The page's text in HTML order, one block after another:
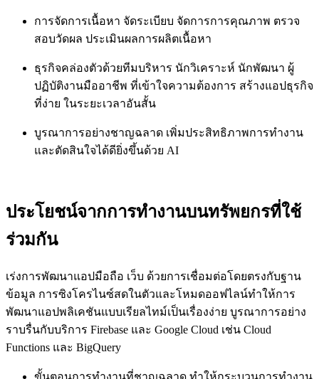
การจัดการเนื้อหา จัดระเบียบ จัดการการคุณภาพ ตรวจ
สอบวัดผล ประเมินผลการผลิตเนื้อหา
ธุรกิจคล่องตัวด้วยทีมบริหาร นักวิเคราะห์ นักพัฒนา ผู้
ปฏิบัติงานมืออาชีพ ที่เข้าใจความต้องการ สร้างแอปธุรกิจ
ที่ง่าย ในระยะเวลาอันสั้น
บูรณาการอย่างชาญฉลาด เพิ่มประสิทธิภาพการทำงาน
และตัดสินใจได้ดียิ่งขึ้นด้วย AI
ประโยชน์จากการทำงานบนทรัพยกรที่ใช้
ร่วมกัน
เร่งการพัฒนาแอปมือถือ เว็บ ด้วยการเชื่อมต่อโดยตรงกับฐาน
ข้อมูล การซิงโครไนซ์สดในตัวและโหมดออฟไลน์ทำให้การ
พัฒนาแอปพลิเคชันแบบเรียลไทม์เป็นเรื่องง่าย บูรณาการอย่าง
ราบรื่นกับบริการ Firebase และ Google Cloud เช่น Cloud
Functions และ BigQuery